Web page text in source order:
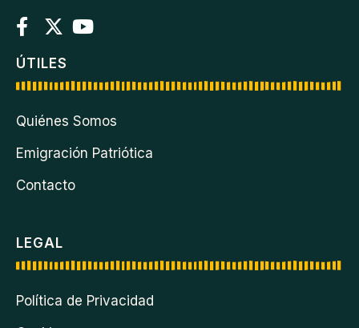
ÚTILES
Quiénes Somos
Emigración Patriótica
Contacto
LEGAL
Política de Privacidad